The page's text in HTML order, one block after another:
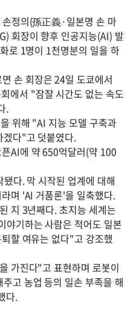
정의(孫正義·일본명 손 마
회장이 향후 인공지능(AI) 발
로 1명이 1천명분의 일을 하
손 회장은 24일 도쿄에서
에서 "잠잘 시간도 없는 속도
.
위해 "AI 지능 모델 구축과
겠다"고 덧붙였다.
AI에 약 650억달러(약 100
다. 막 시작된 업계에 대해
며 'AI 거품론'을 일축했다.
지 3년째다. 초지능 세계는
기하는 사람은 적어도 일본
할 여유는 없다"고 강조했
가진다"고 표현하며 로봇이
고 농업 등의 일손 부족을 해
다.